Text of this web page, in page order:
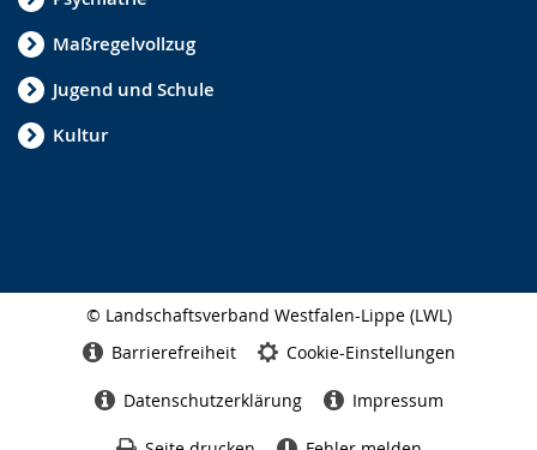
Maßregelvollzug
Jugend und Schule
Kultur
© Landschaftsverband Westfalen-Lippe (LWL)
Barrierefreiheit Cookie-Einstellungen
Datenschutzerklärung Impressum